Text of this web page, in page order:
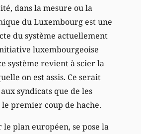
dans la mesure ou la
du Luxembourg est une
du système actuellement
luxembourgeoise
système revient à scier la
on est assis. Ce serait
syndicats que de les
premier coup de hache.
le plan européen, se pose la